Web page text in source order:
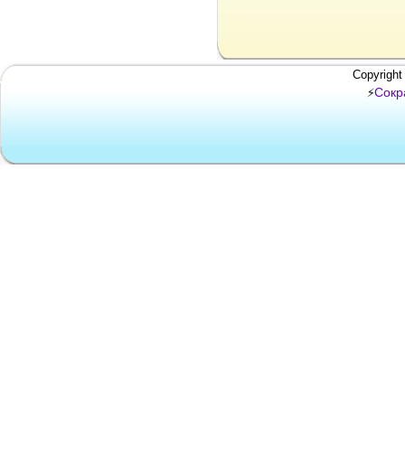
⚡